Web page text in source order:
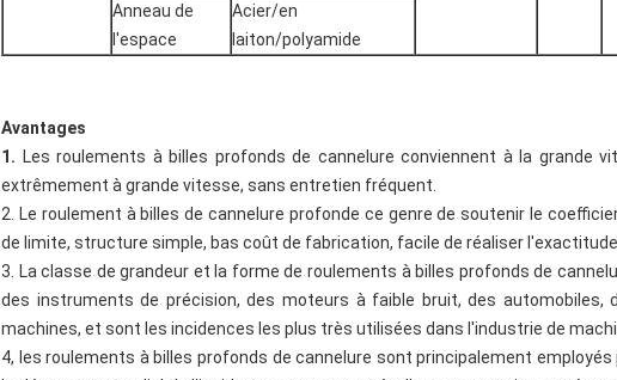
Anneau de
l'espace
Acier/en
laiton/polyamide
Avantages
1. Les roulements à billes profonds de cannelure conviennent à la grande
extrêmement à grande vitesse, sans entretien fréquent.
2. Le roulement à billes de cannelure profonde ce genre de soutenir le
de limite, structure simple, bas coût de fabrication, facile de réaliser
3. La classe de grandeur et la forme de roulements à billes profonds de
des instruments de précision, des moteurs à faible bruit, des automobiles,
machines, et sont les incidences les plus très utilisées dans l'industrie de
4, les roulements à billes profonds de cannelure sont principalement